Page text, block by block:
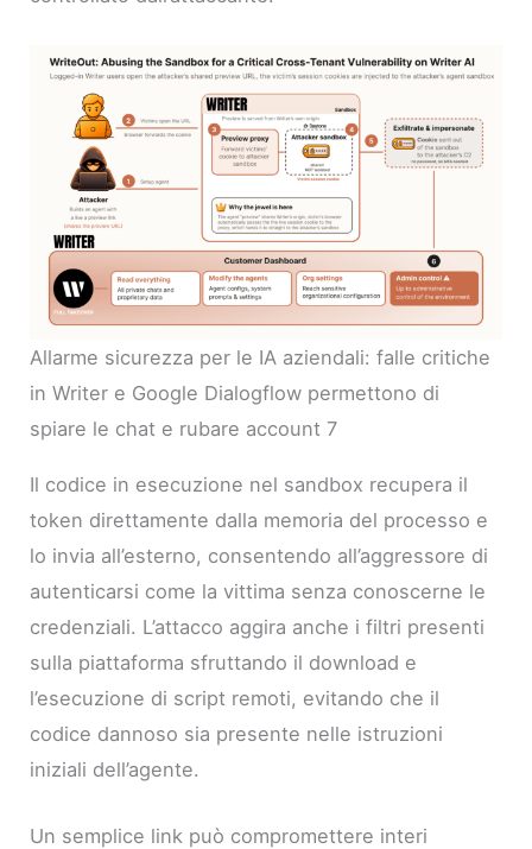
Allarme sicurezza per le IA aziendali: falle critiche
in Writer e Google Dialogflow permettono di
spiare le chat e rubare account 7
Il codice in esecuzione nel sandbox recupera il
token direttamente dalla memoria del processo e
lo invia all’esterno, consentendo all’aggressore di
autenticarsi come la vittima senza conoscerne le
credenziali. L’attacco aggira anche i filtri presenti
sulla piattaforma sfruttando il download e
l’esecuzione di script remoti, evitando che il
codice dannoso sia presente nelle istruzioni
iniziali dell’agente.
Un semplice link può compromettere interi